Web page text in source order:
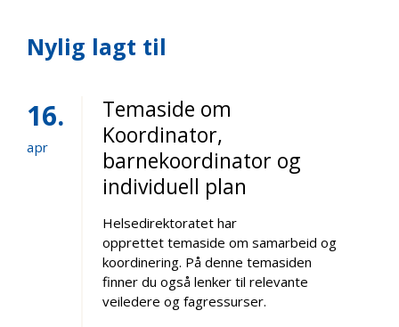
Nylig lagt til
16
apr
Temaside om
Koordinator,
barnekoordinator og
individuell plan
Helsedirektoratet har
opprettet temaside om samarbeid og
koordinering. På denne temasiden
finner du også lenker til relevante
veiledere og fagressurser.